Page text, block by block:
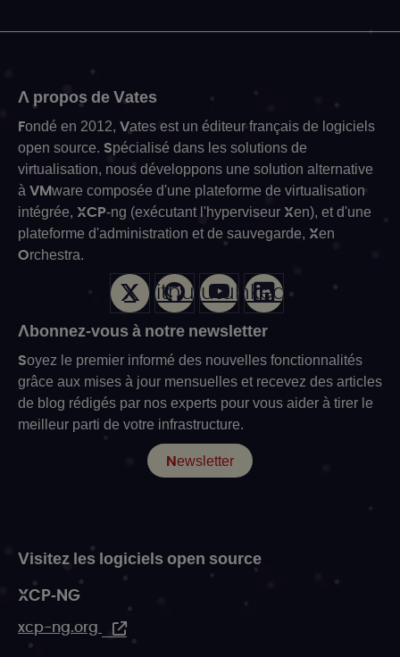
Visitez les logiciels open source
XCP-NG
xcp-ng.org
A propos de Vates
Fondé en 2012, Vates est un éditeur français de logiciels
open source. Spécialisé dans les solutions de
virtualisation, nous développons une solution alternative
à VMware composée d'une plateforme de virtualisation
intégrée, XCP-ng (exécutant l'hyperviseur Xen), et d'une
plateforme d'administration et de sauvegarde, Xen
Orchestra.
X Github
Youtube
LinkedIn
Abonnez-vous à notre newsletter
Soyez le premier informé des nouvelles fonctionnalités
grâce aux mises à jour mensuelles et recevez des articles
de blog rédigés par nos experts pour vous aider à tirer le
meilleur parti de votre infrastructure.
Newsletter